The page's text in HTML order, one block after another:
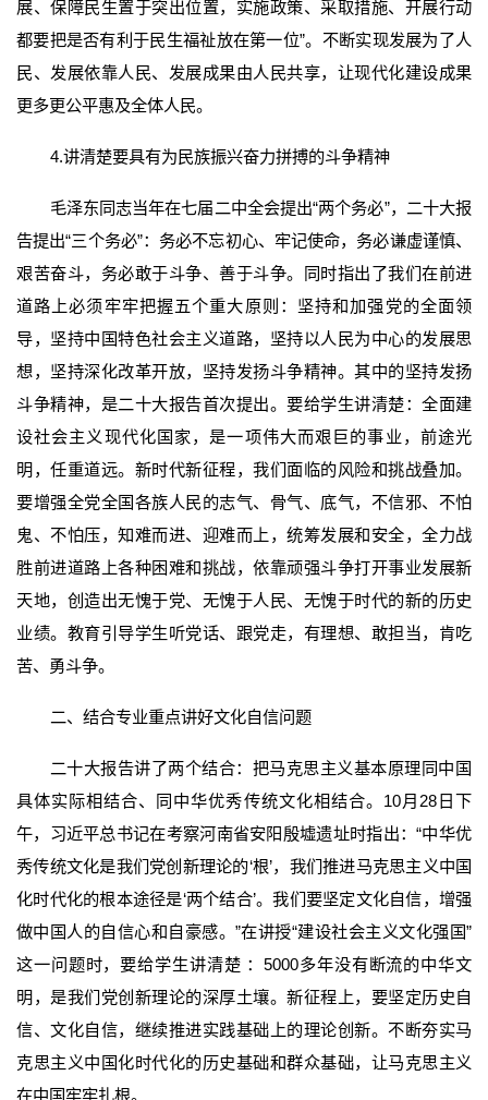
展、保障民生置于突出位置，实施政策、采取措施、开展行动
都要把是否有利于民生福祉放在第一位”。不断实现发展为了人
民、发展依靠人民、发展成果由人民共享，让现代化建设成果
更多更公平惠及全体人民。
4.讲清楚要具有为民族振兴奋力拼搏的斗争精神
毛泽东同志当年在七届二中全会提出“两个务必”，二十大报
告提出“三个务必”：务必不忘初心、牢记使命，务必谦虚谨慎、
艰苦奋斗，务必敢于斗争、善于斗争。同时指出了我们在前进
道路上必须牢牢把握五个重大原则：坚持和加强党的全面领
导，坚持中国特色社会主义道路，坚持以人民为中心的发展思
想，坚持深化改革开放，坚持发扬斗争精神。其中的坚持发扬
斗争精神，是二十大报告首次提出。要给学生讲清楚：全面建
设社会主义现代化国家，是一项伟大而艰巨的事业，前途光
明，任重道远。新时代新征程，我们面临的风险和挑战叠加。
要增强全党全国各族人民的志气、骨气、底气，不信邪、不怕
鬼、不怕压，知难而进、迎难而上，统筹发展和安全，全力战
胜前进道路上各种困难和挑战，依靠顽强斗争打开事业发展新
天地，创造出无愧于党、无愧于人民、无愧于时代的新的历史
业绩。教育引导学生听党话、跟党走，有理想、敢担当，肯吃
苦、勇斗争。
二、结合专业重点讲好文化自信问题
二十大报告讲了两个结合：把马克思主义基本原理同中国
具体实际相结合、同中华优秀传统文化相结合。10月28日下
午，习近平总书记在考察河南省安阳殷墟遗址时指出：“中华优
秀传统文化是我们党创新理论的‘根’，我们推进马克思主义中国
化时代化的根本途径是‘两个结合’。我们要坚定文化自信，增强
做中国人的自信心和自豪感。”在讲授“建设社会主义文化强国”
这一问题时，要给学生讲清楚 ：5000多年没有断流的中华文
明，是我们党创新理论的深厚土壤。新征程上，要坚定历史自
信、文化自信，继续推进实践基础上的理论创新。不断夯实马
克思主义中国化时代化的历史基础和群众基础，让马克思主义
在中国牢牢扎根。